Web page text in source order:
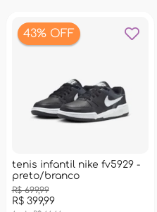
43% OFF
tenis infantil nike fv5929 -
preto/branco
R$ 399,99
R$ 699,99